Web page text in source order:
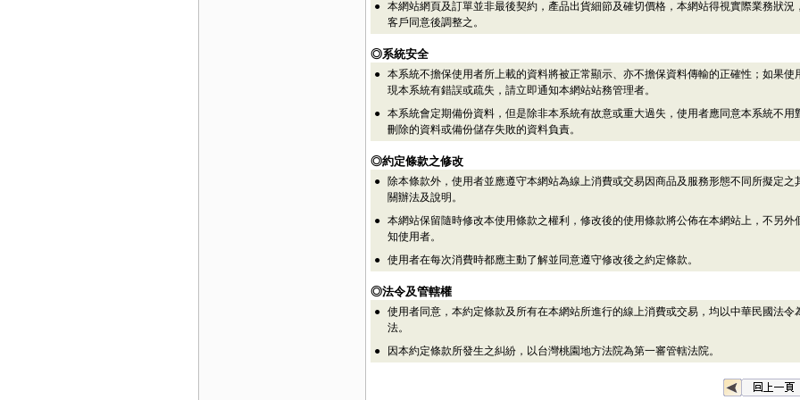
● 本網站網頁及訂單並非最後契約，產品出貨細節及確切價格，本網站得視實際業務狀況
客戶同意後調整之。
◎系統安全
● 本系統不擔保使用者所上載的資料將被正常顯示、亦不擔保資料傳輸的正確性；如果使
現本系統有錯誤或疏失，請立即通知本網站站務管理者。
● 本系統會定期備份資料，但是除非本系統有故意或重大過失，使用者應同意本系統不用
刪除的資料或備份儲存失敗的資料負責。
◎約定條款之修改
●
除本條款外，使用者並應遵守本網站為線上消費或交易因商品及服務形態不同所擬定之
關辦法及說明。
● 本網站保留隨時修改本使用條款之權利，修改後的使用條款將公佈在本網站上，不另外
知使用者。
● 使用者在每次消費時都應主動了解並同意遵守修改後之約定條款。
◎法令及管轄權
● 使用者同意，本約定條款及所有在本網站所進行的線上消費或交易，均以中華民國法令
法。
●
因本約定條款所發生之糾紛，以台灣桃園地方法院為第一審管轄法院。